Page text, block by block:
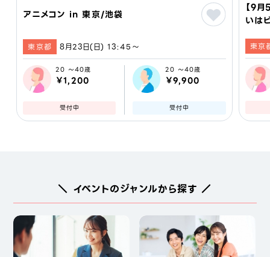
アニメコン in 東京/池袋
東京都 8月23日(日) 13:45〜
20 ～40歳
￥1,200
受付中
20 ～40歳
￥9,900
受付中
【9
いは
#東
東京
＼ イベントのジャンルから探す ／